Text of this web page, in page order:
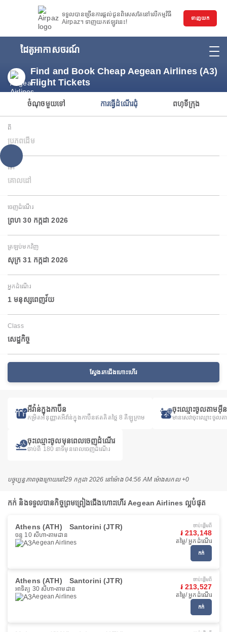
ទទួលបានច្រើនការផ្តល់ជូនពិសេសតែនៅលើកម្មវិធី
Airpaz។ ទាញយកឥឡូវនេះ!
ទាញយក
ដៃគូអាកាសចរណ៍
Find and Book Cheap Aegean Airlines (A3)
Flight Tickets
ចំណុចមួយទៅ ការធ្វើដំណើរជុំ ពហុទីក្រុង
ពី
ប្រភពដើម
ទៅ
គោលដៅ
ចេញដំណើរ
ព្រហ 30 កក្កដា 2026
ត្រឡប់មកវិញ
សុក្រ 31 កក្កដា 2026
អ្នកដំណើរ
1 មនុស្សពេញវ័យ
Class
សេដ្ឋកិច្ច
ស្វែងរកជើងហោះហើរ
អីវ៉ាន់ក្នុងកាប៊ីន
កម្រិតអនុញ្ញាតអីវ៉ាន់ក្នុងកាប៊ីនឥតគិតថ្លៃ 8 គីឡូក្រាម
ចុះឈ្មោះចូលតាម
មានសេវាចុះឈ្មោះចូ
ចុះឈ្មោះចូលមុនពេលចេញដំណើរ
ចាប់ពី 180 នាទីមុនពេលចេញដំណើរ
បច្ចុប្បន្នភាពចុងក្រោយនៅ29 កក្កដា 2026 នៅ​ម៉ោង 04:56 AM ម៉ោង​សកល +0
កក់ និងទទួលបានកិច្ចព្រមព្រៀងជើងហោះហើរ Aegean Airlines ល្អបំផុត
Athens (ATH) Santorini (JTR)
ចន្ទ 10 សីហា តាមដាន
Aegean Airlines
ចាប់ផ្ដើមពី
៛ 213,148
តម្លៃ/ អ្នកដំណើរ
កក់
Athens (ATH) Santorini (JTR)
អាទិត្យ 30 សីហា តាមដាន
Aegean Airlines
ចាប់ផ្ដើមពី
៛ 213,527
តម្លៃ/ អ្នកដំណើរ
កក់